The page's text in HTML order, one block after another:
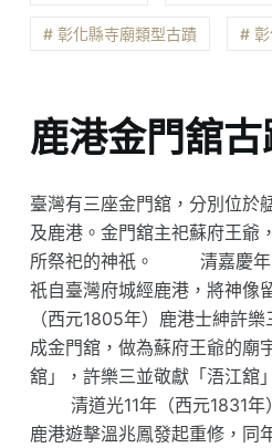
# 彰化縣寺廟類型古蹟 #
鹿港金門舘
臺灣有三座金門舘，分別位於
及鹿港。金門舘主祀蘇府王爺
所祭祀的神祇。 清嘉慶年
祇自臺灣府城經鹿港，將神像
（西元1805年）鹿港士紳許
成金門舘，做為蘇府王爺的廟
舘」，許樂三並敬獻「浯江舘
清道光11年（西元1831年
鹿港遊擊溫兆鳳發起重修，同